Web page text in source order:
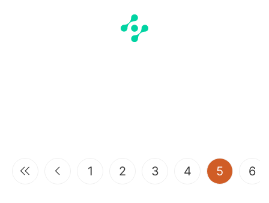
1 2 3 4 5 6